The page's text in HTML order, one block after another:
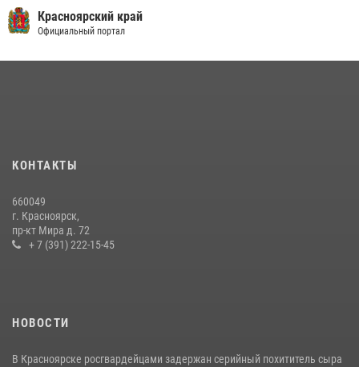
Военнослужащие Росгвардии железногорской воинской части
Росгвардии получили штатное вооружение
10 июля 2026, 06:21
празднования 70-летия города
21 июля 2026, 01:41
Красноярский край
Официальный портал
КОНТАКТЫ
660049
г. Красноярск,
пр-кт Мира д. 72
+ 7 (391) 222-15-45
НОВОСТИ
В Красноярске росгвардейцами задержан серийный похититель сыра